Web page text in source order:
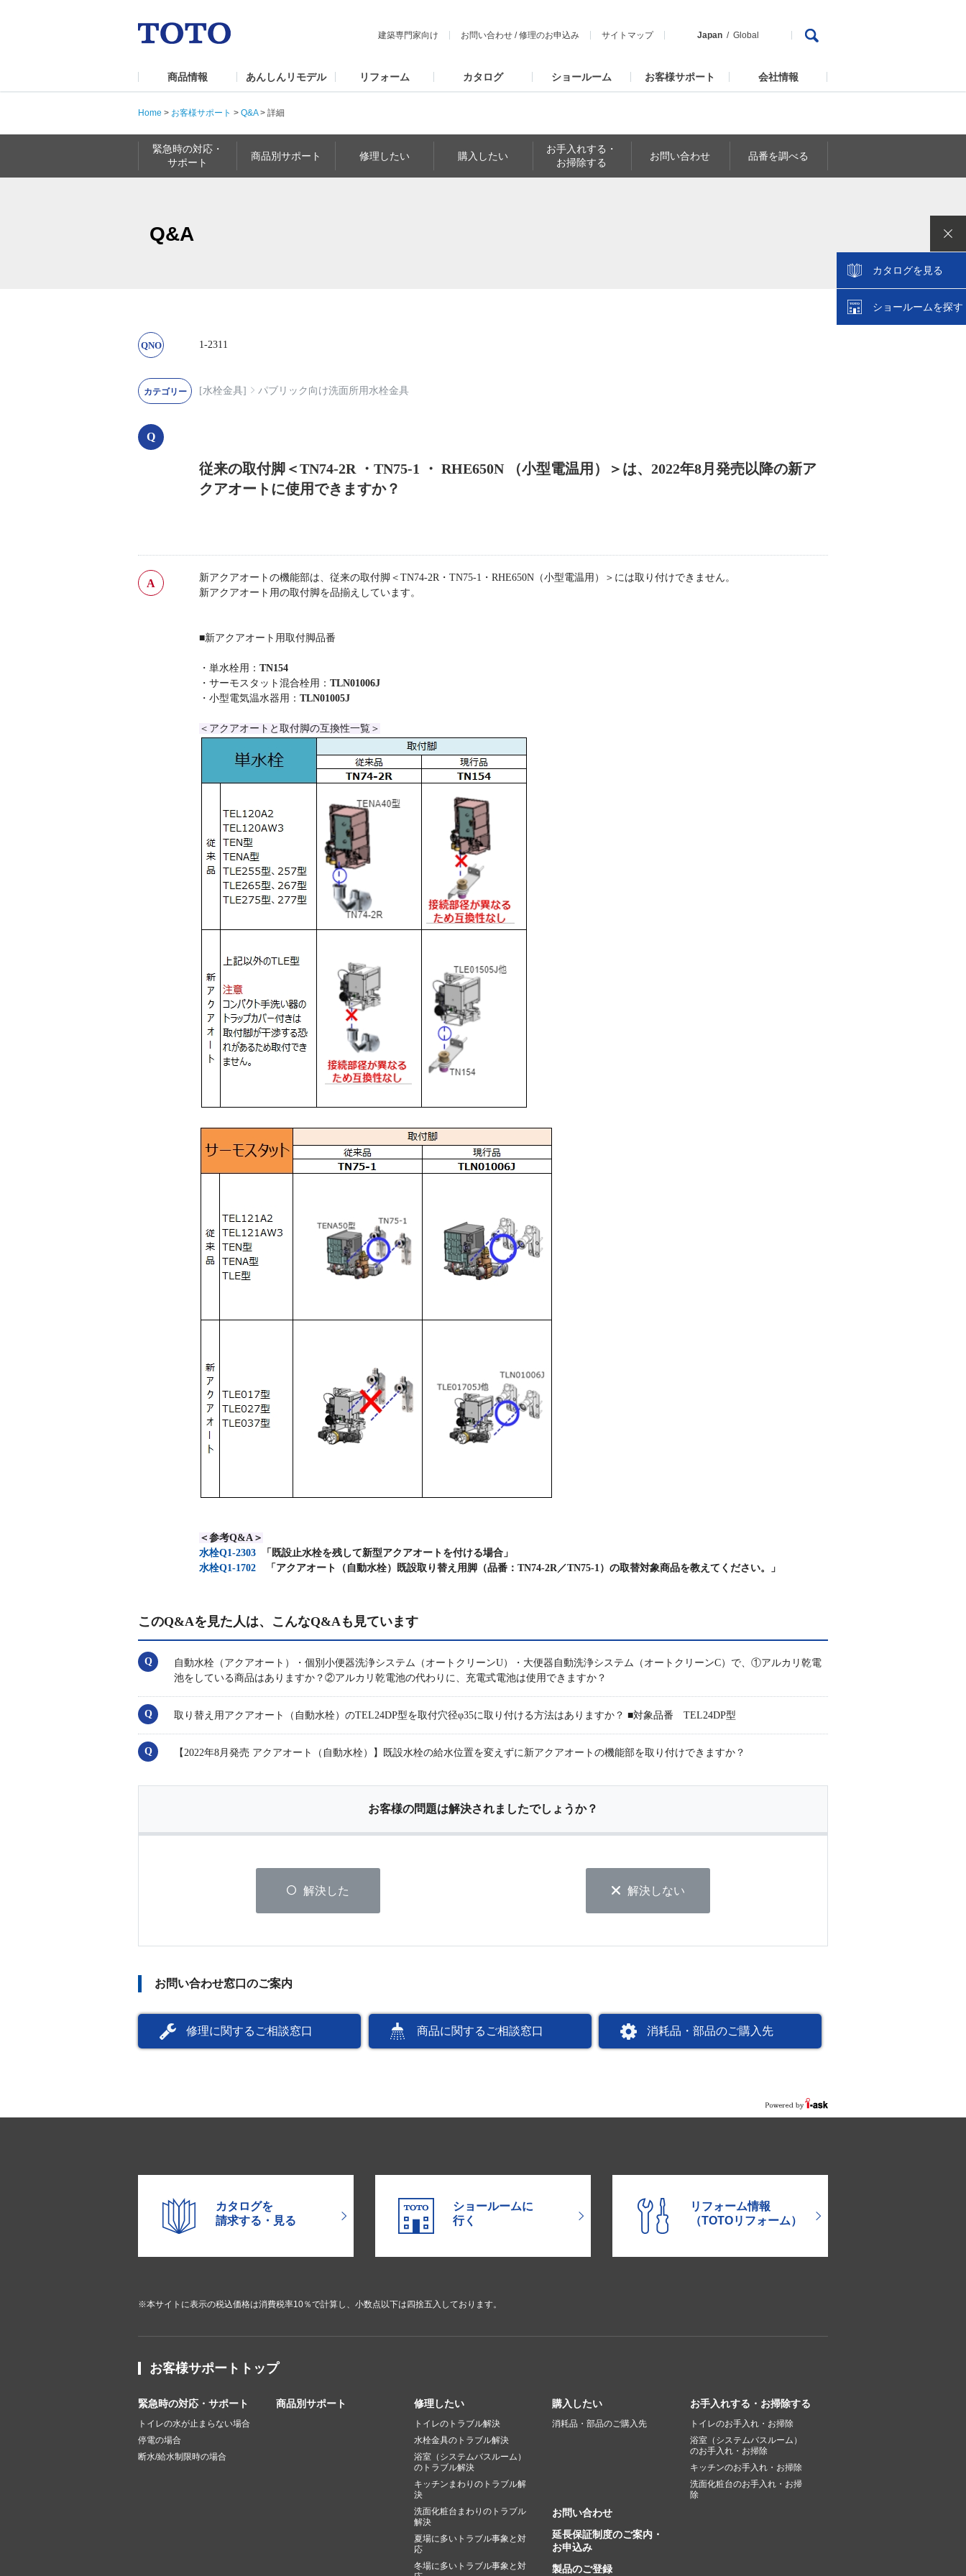
建築専門家向け お問い合わせ /修理のお申込み サイトマップ Japan Global
商品情報 あんしんリモデル リフォーム カタログ ショールーム お客様サポート 会社情報
Home > お客様サポート > Q&A> 詳細
緊急時の対応・
サポート
商品別サポート 修理したい 購入したい
お手入れする・
お掃除する
お問い合わせ 品番を調べる
カタログを見る
ショールームを探す
Q&A
1-2311
[水栓金具] パブリック向け洗面所用水栓金具
従来の取付脚＜TN74-2R ・TN75-1 ・ RHE650N （小型電温用）＞は、2022年8月発売以降の新ア
クアオートに使用できますか？
新アクアオートの機能部は、従来の取付脚＜TN74-2R・TN75-1・RHE650N（小型電温用）＞には取り付けできません。
新アクアオート用の取付脚を品揃えしています。
■新アクアオート用取付脚品番
・単水栓用： TN154
・サーモスタット混合栓用： TLN01006J
・小型電気温水器用： TLN01005J
＜アクアオートと取付脚の互換性一覧＞
＜参考Q&A＞
水栓Q1-2303
「既設止水栓を残して新型アクアオートを付ける場合」
水栓Q1-1702 「 アクアオート（自動水栓）既設取り替え用脚（品番：TN74-2R／TN75-1）の取替対象商品を教えてください。 」
このQ&Aを見た人は、こんなQ&Aも見ています
自動水栓（アクアオート）・個別小便器洗浄システム（オートクリーンU）・大便器自動洗浄システム（オートクリーンC）で、①アルカリ乾電
池をしている商品はありますか？②アルカリ乾電池の代わりに、充電式電池は使用できますか？
取り替え用アクアオート（自動水栓）のTEL24DP型を取付穴径φ35に取り付ける方法はありますか？ ■対象品番 TEL24DP型
【2022年8月発売 アクアオート（自動水栓）】既設水栓の給水位置を変えずに新アクアオートの機能部を取り付けできますか？
お客様の問題は解決されましたでしょうか？
解決した 解決しない
お問い合わせ窓口のご案内
修理に関するご相談窓口 商品に関するご相談窓口 消耗品・部品のご購入先
カタログを
請求する・見る
ショールームに
行く
リフォーム情報
（TOTOリフォーム）
※本サイトに表示の税込価格は消費税率10％で計算し、小数点以下は四捨五入しております。
お客様サポートトップ
緊急時の対応・サポート
トイレの水が止まらない場合
停電の場合
断水/給水制限時の場合
商品別サポート 修理したい
トイレのトラブル解決
水栓金具のトラブル解決
浴室（システムバスルーム）
のトラブル解決
キッチンまわりのトラブル解
決
洗面化粧台まわりのトラブル
解決
夏場に多いトラブル事象と対
応
冬場に多いトラブル事象と対
購入したい
消耗品・部品のご購入先
お手入れする・お掃除する
トイレのお手入れ・お掃除
浴室（システムバスルーム）
のお手入れ・お掃除
キッチンのお手入れ・お掃除
洗面化粧台のお手入れ・お掃
除
お問い合わせ
延長保証制度のご案内・
お申込み
製品のご登録